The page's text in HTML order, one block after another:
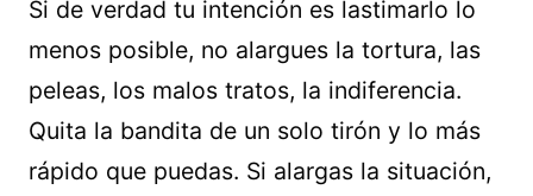
Si de verdad tu intención es lastimarlo lo
menos posible, no alargues la tortura, las
peleas, los malos tratos, la indiferencia.
Quita la bandita de un solo tirón y lo más
rápido que puedas. Si alargas la situación,